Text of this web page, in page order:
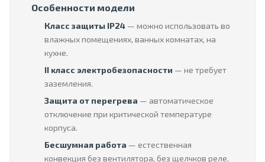
Особенности модели
Класс защиты IP24 — можно использовать во
влажных помещениях, ванных комнатах, на
кухне.
II класс электробезопасности — не требует
заземления.
Защита от перегрева — автоматическое
отключение при критической температуре
корпуса.
Бесшумная работа — естественная
конвекция без вентилятора, без щелчков реле.